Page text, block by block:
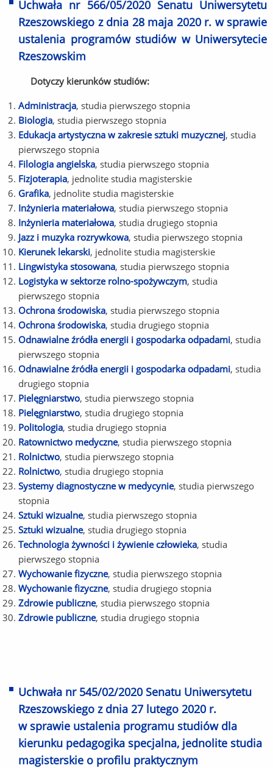
Uchwała nr 566/05/2020 Senatu Uniwersytetu
Rzeszowskiego z dnia 28 maja 2020 r. w sprawie
ustalenia programów studiów w Uniwersytecie
Rzeszowskim
Dotyczy kierunków studiów:
Administracja, studia pierwszego stopnia
Biologia, studia pierwszego stopnia
Edukacja artystyczna w zakresie sztuki muzycznej, studia
pierwszego stopnia
Filologia angielska, studia pierwszego stopnia
Fizjoterapia, jednolite studia magisterskie
Grafika, jednolite studia magisterskie
Inżynieria materiałowa, studia pierwszego stopnia
Inżynieria materiałowa, studia drugiego stopnia
Jazz i muzyka rozrywkowa, studia pierwszego stopnia
Kierunek lekarski, jednolite studia magisterskie
Lingwistyka stosowana, studia pierwszego stopnia
Logistyka w sektorze rolno-spożywczym, studia
pierwszego stopnia
Ochrona środowiska, studia pierwszego stopnia
Ochrona środowiska, studia drugiego stopnia
Odnawialne źródła energii i gospodarka odpadami, studia
pierwszego stopnia
Odnawialne źródła energii i gospodarka odpadami, studia
drugiego stopnia
Pielęgniarstwo, studia pierwszego stopnia
Pielęgniarstwo, studia drugiego stopnia
Politologia, studia drugiego stopnia
Ratownictwo medyczne, studia pierwszego stopnia
Rolnictwo, studia pierwszego stopnia
Rolnictwo, studia drugiego stopnia
Systemy diagnostyczne w medycynie, studia pierwszego
stopnia
Sztuki wizualne, studia pierwszego stopnia
Sztuki wizualne, studia drugiego stopnia
Technologia żywności i żywienie człowieka, studia
pierwszego stopnia
Wychowanie fizyczne, studia pierwszego stopnia
Wychowanie fizyczne, studia drugiego stopnia
Zdrowie publiczne, studia pierwszego stopnia
Zdrowie publiczne, studia drugiego stopnia
Uchwała nr 545/02/2020 Senatu Uniwersytetu
Rzeszowskiego z dnia 27 lutego 2020 r.
w sprawie ustalenia programu studiów dla
kierunku pedagogika specjalna, jednolite studia
magisterskie o profilu praktycznym